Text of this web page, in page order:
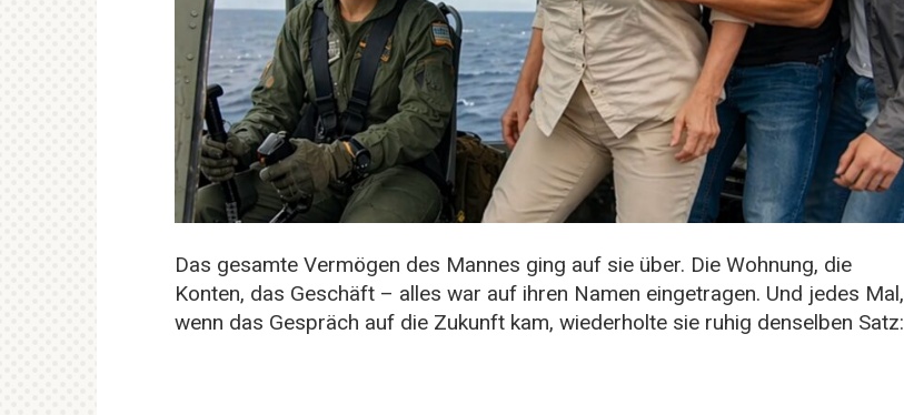
Das gesamte Vermögen des Mannes ging auf sie über. Die Wohnung, die
Konten, das Geschäft – alles war auf ihren Namen eingetragen. Und jedes Mal,
wenn das Gespräch auf die Zukunft kam, wiederholte sie ruhig denselben Satz: